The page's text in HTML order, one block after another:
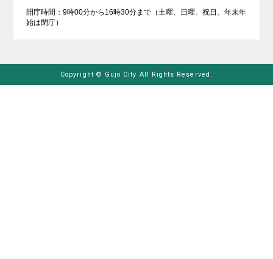
開庁時間：9時00分から16時30分まで（土曜、日曜、祝日、年末年
始は閉庁）
Copyright © Gujo City All Rights Reserved.